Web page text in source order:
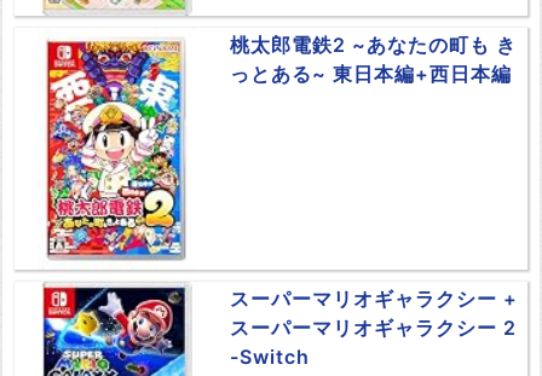
桃太郎電鉄2 ~あなたの町も き
っとある~ 東日本編+西日本編
スーパーマリオギャラクシー +
スーパーマリオギャラクシー 2
-Switch